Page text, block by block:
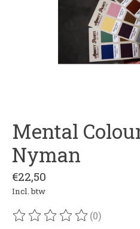
Mental
Nyman
€22,50
Incl. btw
De beoordeling van dit
(0)